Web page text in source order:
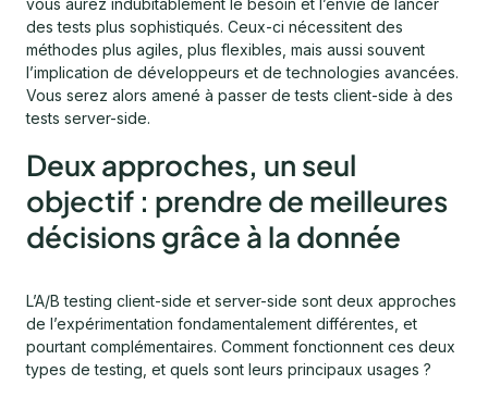
des tests plus sophistiqués. Ceux-ci nécessitent des
méthodes plus agiles, plus flexibles, mais aussi souvent
l’implication de développeurs et de technologies avancées.
Vous serez alors amené à passer de tests client-side à des
tests server-side.
Deux approches, un seul
objectif : prendre de meilleures
décisions grâce à la donnée
L’A/B testing client-side et server-side sont deux approches
de l’expérimentation fondamentalement différentes, et
pourtant complémentaires. Comment fonctionnent ces deux
types de testing, et quels sont leurs principaux usages ?